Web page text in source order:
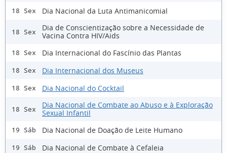
18 Sex Dia Nacional da Luta Antimanicomial
18 Sex
Dia de Conscientização sobre a Necessidade de
Vacina Contra HIV/Aids
18 Sex Dia Internacional do Fascínio das Plantas
18 Sex Dia Internacional dos Museus
18 Sex Dia Nacional do Cocktail
18 Sex
Dia Nacional de Combate ao Abuso e à Exploração
Sexual Infantil
19 Sáb Dia Nacional de Doação de Leite Humano
19 Sáb Dia Nacional de Combate à Cefaleia